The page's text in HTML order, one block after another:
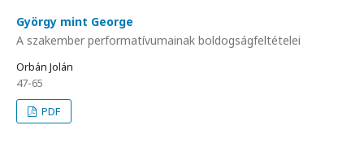
György mint George
A szakember performatívumainak boldogságfeltételei
Orbán Jolán
47-65
PDF